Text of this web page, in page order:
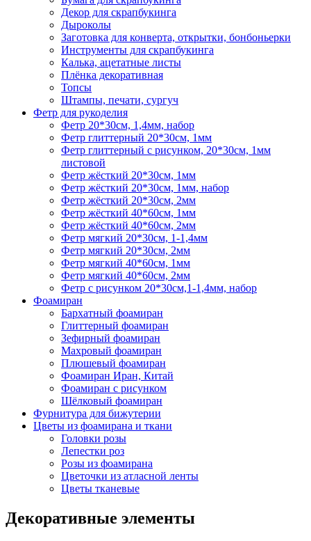
Декор для скрапбукинга
Дыроколы
Заготовка для конверта, открытки, бонбоньерки
Инструменты для скрапбукинга
Калька, ацетатные листы
Плёнка декоративная
Топсы
Штампы, печати, сургуч
Фетр для рукоделия
Фетр 20*30см, 1,4мм, набор
Фетр глиттерный 20*30см, 1мм
Фетр глиттерный с рисунком, 20*30см, 1мм
листовой
Фетр жёсткий 20*30см, 1мм
Фетр жёсткий 20*30см, 1мм, набор
Фетр жёсткий 20*30см, 2мм
Фетр жёсткий 40*60см, 1мм
Фетр жёсткий 40*60см, 2мм
Фетр мягкий 20*30см, 1-1,4мм
Фетр мягкий 20*30см, 2мм
Фетр мягкий 40*60см, 1мм
Фетр мягкий 40*60см, 2мм
Фетр с рисунком 20*30см,1-1,4мм, набор
Фоамиран
Бархатный фоамиран
Глиттерный фоамиран
Зефирный фоамиран
Махровый фоамиран
Плюшевый фоамиран
Фоамиран Иран, Китай
Фоамиран с рисунком
Шёлковый фоамиран
Фурнитура для бижутерии
Цветы из фоамирана и ткани
Головки розы
Лепестки роз
Розы из фоамирана
Цветочки из атласной ленты
Цветы тканевые
Декоративные элементы